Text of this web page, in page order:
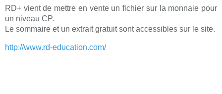
RD+ vient de mettre en vente un fichier sur la monnaie pour
un niveau CP.
Le sommaire et un extrait gratuit sont accessibles sur le site.
http://www.rd-education.com/